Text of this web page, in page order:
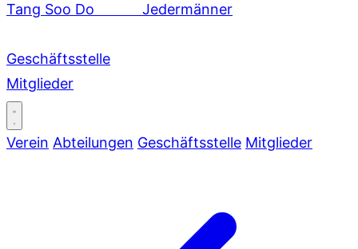
Tang Soo Do
Jedermänner
Geschäftsstelle
Mitglieder
Verein Abteilungen Geschäftsstelle Mitglieder